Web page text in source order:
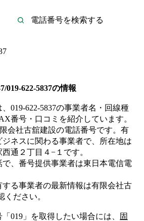
019-622-5837の情報
019-622-5837の事業者名・回線種
番号・口コミを紹介しています。
会社古舘建設の電話番号です。 有
ジネスに関わる事業者で、所在地は
通２丁目４−１ です。
で、番号提供事業者は東日本電信電
る事業者の最新情報は有限会社古
ください。
019 」を取得したい場合には、
固